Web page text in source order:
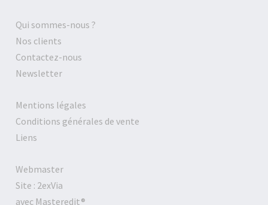
Qui sommes-nous ?
Nos clients
Contactez-nous
Newsletter
Mentions légales
Conditions générales de vente
Liens
Webmaster
Site : 2exVia
avec Masteredit®